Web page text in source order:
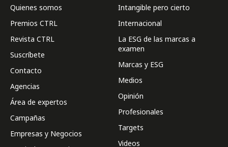
Quienes somos
Premios CTRL
Revista CTRL
Suscríbete
Contacto
Agencias
Área de expertos
Campañas
Empresas y Negocios
Intangible pero cierto
Internacional
La ESG de las marcas a
examen
Marcas y ESG
Medios
Opinión
Profesionales
Targets
Videos